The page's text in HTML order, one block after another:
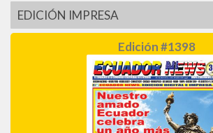
EDICIÓN IMPRESA
Edición #1398